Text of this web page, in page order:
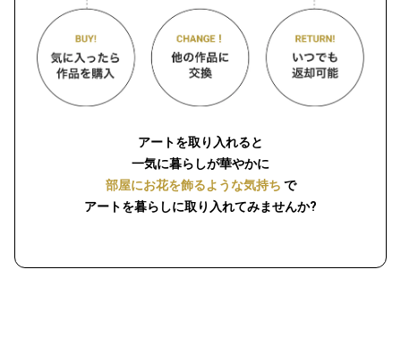
アートを取り入れると
一気に暮らしが華やかに
部屋にお花を飾るような気持ち で
アートを暮らしに取り入れてみませんか?